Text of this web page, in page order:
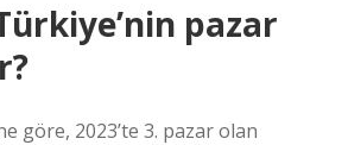
pazar
göre, 2023’te 3. pazar olan